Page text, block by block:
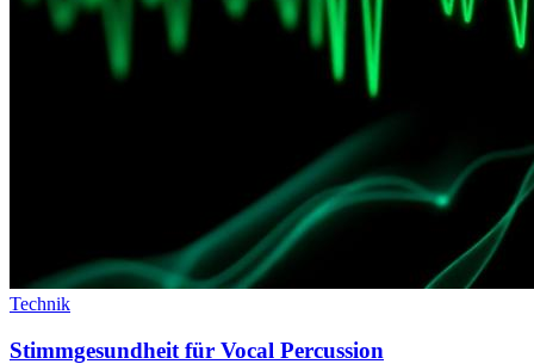
Technik
Stimmgesundheit für Vocal Percussion